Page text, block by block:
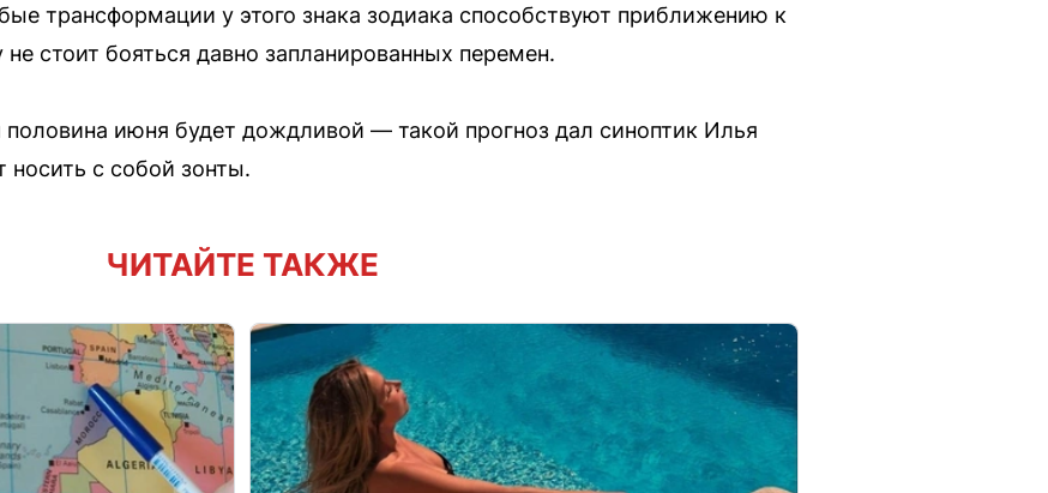
трансформации у этого знака зодиака способствуют приближению к
стоит бояться давно запланированных перемен.
июня будет дождливой — такой прогноз дал синоптик Илья
с собой зонты.
ЧИТАЙТЕ ТАКЖЕ